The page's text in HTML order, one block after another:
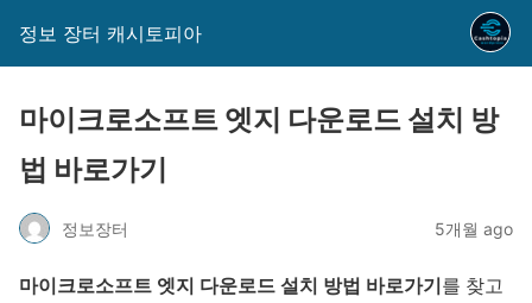
정보 장터 캐시토피아
마이크로소프트 엣지 다운로드 설치 방
법 바로가기
정보장터 5개월 ago
마이크로소프트 엣지 다운로드 설치 방법 바로가기를 찾고